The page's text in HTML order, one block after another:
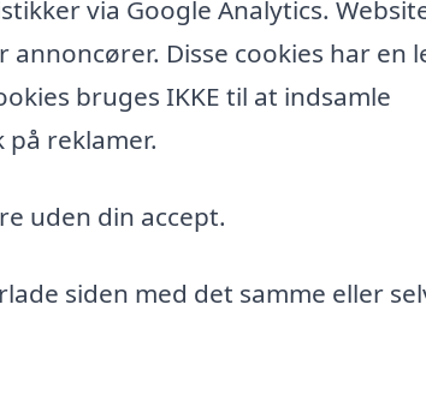
via Google Analytics.
Disse cookies har en
bruges IKKE til at indsamle
reklamer.
uden din accept.
siden med det samme eller